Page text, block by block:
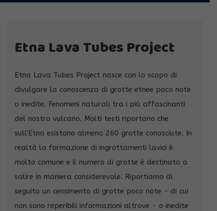
Etna Lava Tubes Project
Etna Lava Tubes Project nasce con lo scopo di
divulgare la conoscenza di grotte etnee poco note
o inedite. Fenomeni naturali tra i più affascinanti
del nostro vulcano. Molti testi riportano che
sull'Etna esistono almeno 260 grotte conosciute. In
realtà la formazione di ingrottamenti lavici è
molto comune e il numero di grotte è destinato a
salire in maniera considerevole. Riportiamo di
seguito un censimento di grotte poco note - di cui
non sono reperibili informazioni altrove - o inedite